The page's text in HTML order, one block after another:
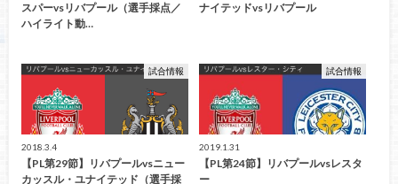
スパーvsリバプール（選手採点／
ハイライト動…
ナイテッドvsリバプール
試合情報
2018.3.4
【PL第29節】リバプールvsニュー
カッスル・ユナイテッド（選手採
試合情報
2019.1.31
【PL第24節】リバプールvsレスタ
ー